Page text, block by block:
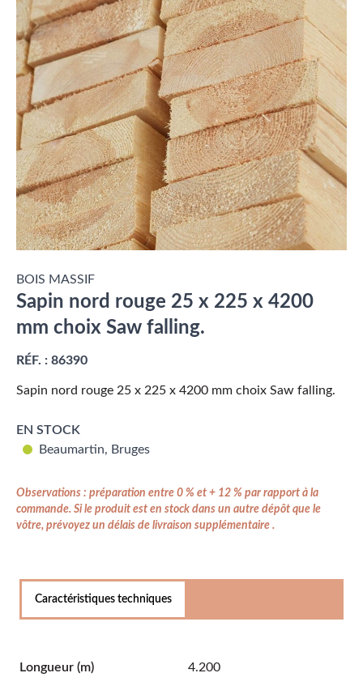
BOIS MASSIF
Sapin nord rouge 25 x 225 x 4200
mm choix Saw falling.
RÉF. : 86390
Sapin nord rouge 25 x 225 x 4200 mm choix Saw falling.
EN STOCK
Beaumartin, Bruges
Observations : préparation entre 0 % et + 12 % par rapport à la
commande. Si le produit est en stock dans un autre dépôt que le
vôtre, prévoyez un délais de livraison supplémentaire .
Caractéristiques techniques
Longueur (m) 4.200